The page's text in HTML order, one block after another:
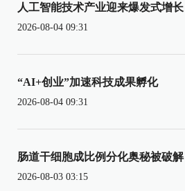
人工智能技术产业迎来爆发式增长
2026-08-04 09:31
“AI+创业”加速科技成果孵化
2026-08-04 09:31
肠道干细胞成比例分化奥秘被破解
2026-08-03 03:15